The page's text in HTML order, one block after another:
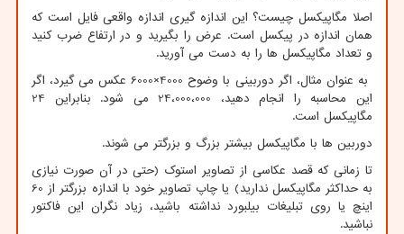
اصلا مگاپیکسل چیست؟ این اندازه گیری اندازه واقعی فایل است که
همان اندازه در پیکسل است. عرض را بگیرید و در ارتفاع ضرب کنید
و تعداد مگاپیکسل ها را به دست می آورید.
به عنوان مثال، اگر دوربینی با وضوح 4000×6000 عکس می گیرد، اگر
این محاسبه را انجام دهید، 24،000،000 می شود. بنابراین 24
مگاپیکسل است.
دوربین ها با مگاپیکسل بیشتر بزرگ و بزرگتر می شوند.
تا زمانی که قصد عکاسی از تصاویر استوک (حتی در آن صورت نیازی
به حداکثر مگاپیکسل ندارید) یا چاپ تصاویر خود با اندازه بزرگتر از 60
اینچ یا روی تبلیغات بیلبورد نداشته باشید، زیاد نگران این فاکتور
نباشید.